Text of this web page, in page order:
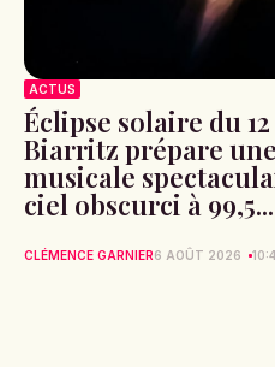
ACTUS
Éclipse solaire du
Biarritz prépare
musicale
ciel obscurci à 99,5...
CLÉMENCE GARNIER6 AOÛT 2026